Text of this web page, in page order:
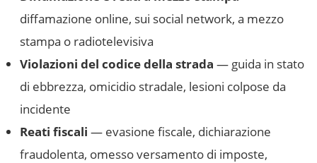
diffamazione online, sui social network, a mezzo
stampa o radiotelevisiva
Violazioni del codice della strada — guida in stato
di ebbrezza, omicidio stradale, lesioni colpose da
incidente
Reati fiscali — evasione fiscale, dichiarazione
fraudolenta, omesso versamento di imposte,